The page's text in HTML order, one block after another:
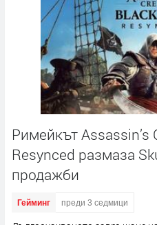
Римейкът Assassin’s
Resynced размаза
продажби
Гейминг преди 3 седмици